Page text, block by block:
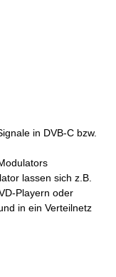
in DVB-C bzw.
lassen sich z.B.
Playern oder
in ein Verteilnetz